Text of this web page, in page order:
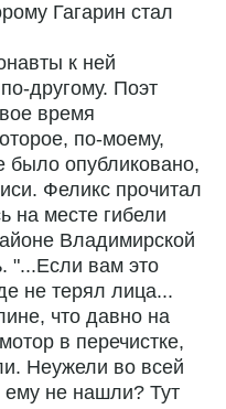
Гагарин стал
к ней
другому. Поэт
время
по-моему,
было опубликовано,
Феликс прочитал
на месте гибели
Владимирской
"...Если вам это
не терял лица...
что давно на
в перечистке,
Неужели во всей
не нашли? Тут